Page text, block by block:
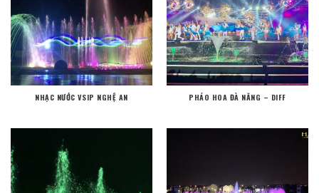
NHẠC NƯỚC VSIP NGHỆ AN PHÁO HOA ĐÀ NĂNG – DIFF